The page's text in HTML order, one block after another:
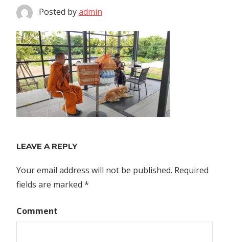
Posted byadmin
LEAVE A REPLY
Your email address will not be published. Required
fields are marked *
Comment